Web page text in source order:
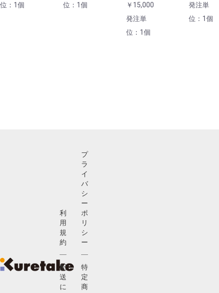
位：1個
位：1個
￥15,000
発注単
位：1個
発注単
位：1個
利
用
規
約
配
送
に
プ
ラ
イ
バ
シ
ー
ポ
リ
シ
ー
特
定
商